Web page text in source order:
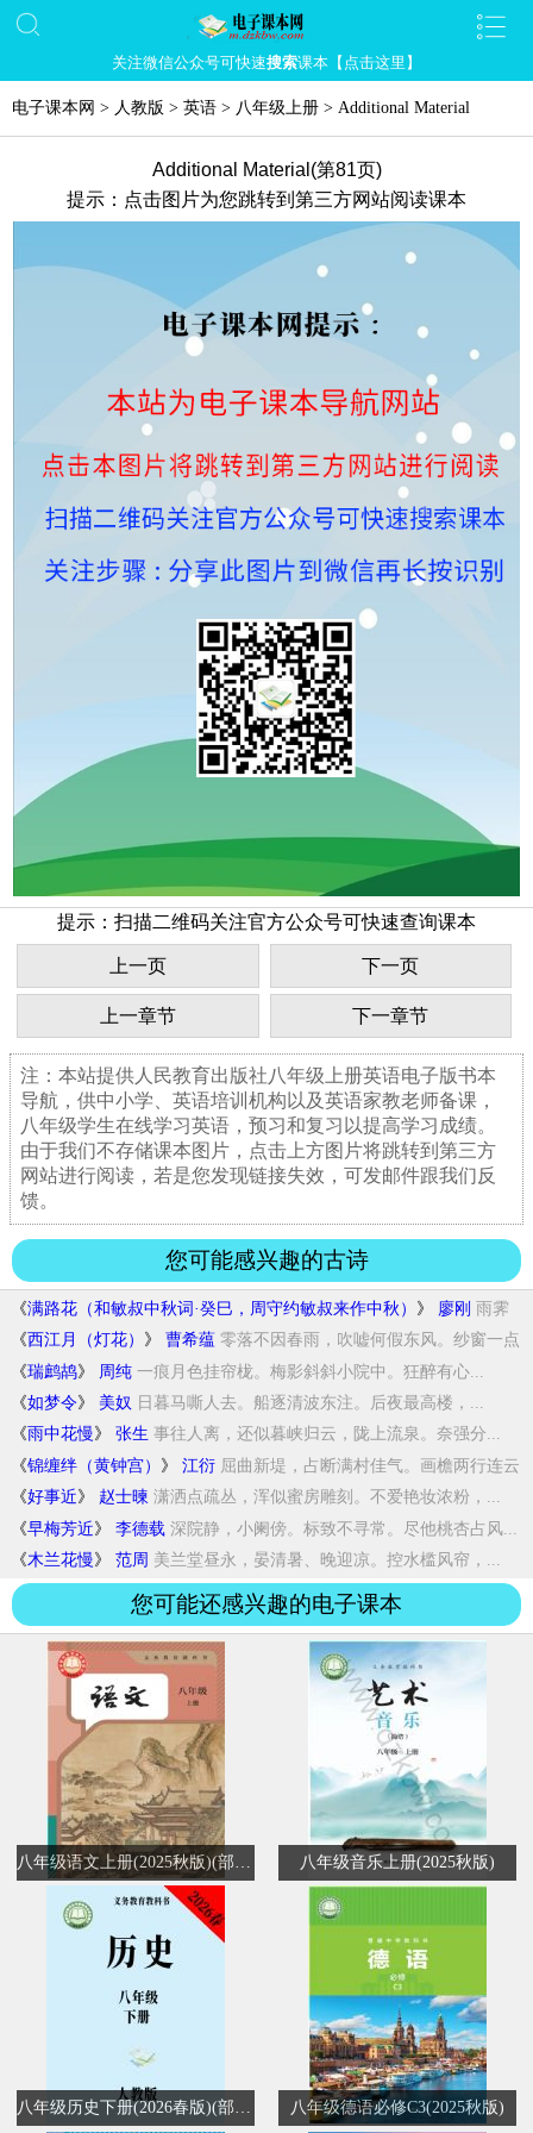
关注微信公众号可快速搜索课本【点击这里】
电子课本网 > 人教版 > 英语 > 八年级上册 > Additional Material
Additional Material(第81页)
提示：点击图片为您跳转到第三方网站阅读课本
提示：扫描二维码关注官方公众号可快速查询课本
上一页 下一页
上一章节 下一章节
注：本站提供人民教育出版社八年级上册英语电子版书本
导航，供中小学、英语培训机构以及英语家教老师备课，
八年级学生在线学习英语，预习和复习以提高学习成绩。
由于我们不存储课本图片，点击上方图片将跳转到第三方
网站进行阅读，若是您发现链接失效，可发邮件跟我们反
馈。
您可能感兴趣的古诗
《满路花（和敏叔中秋词·癸巳，周守约敏叔来作中秋） 》 廖刚 雨霁
烟波阔，雁度陇云愁。西风庭院不胜秋。...
《西江月（灯花） 》 曹希蕴 零落不因春雨，吹嘘何假东风。纱窗一点
自然...
《瑞鹧鸪》 周纯 一痕月色挂帘栊。梅影斜斜小院中。狂醉有心...
《如梦令》 美奴 日暮马嘶人去。船逐清波东注。后夜最高楼，...
《雨中花慢》 张生 事往人离，还似暮峡归云，陇上流泉。奈强分...
《锦缠绊（黄钟宫） 》 江衍 屈曲新堤，占断满村佳气。画檐两行连云
际。...
《好事近》 赵士暕 潇洒点疏丛，浑似蜜房雕刻。不爱艳妆浓粉，...
《早梅芳近》 李德载 深院静，小阑傍。标致不寻常。尽他桃杏占风...
《木兰花慢》 范周 美兰堂昼永，晏清暑、晚迎凉。控水槛风帘，...
您可能还感兴趣的电子课本
八年级音乐上册(2025秋版)
八年级历史下册(2026春版)(部编版) 八年级德语必修C3(2025秋版)